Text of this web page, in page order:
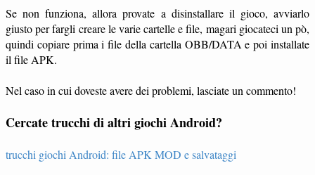
Se non funziona, allora provate a disinstallare il gioco, avviarlo
giusto per fargli creare le varie cartelle e file, magari giocateci un pò,
quindi copiare prima i file della cartella OBB/DATA e poi installate
il file APK.
Nel caso in cui doveste avere dei problemi, lasciate un commento!
Cercate trucchi di altri giochi Android?
trucchi giochi Android: file APK MOD e salvataggi